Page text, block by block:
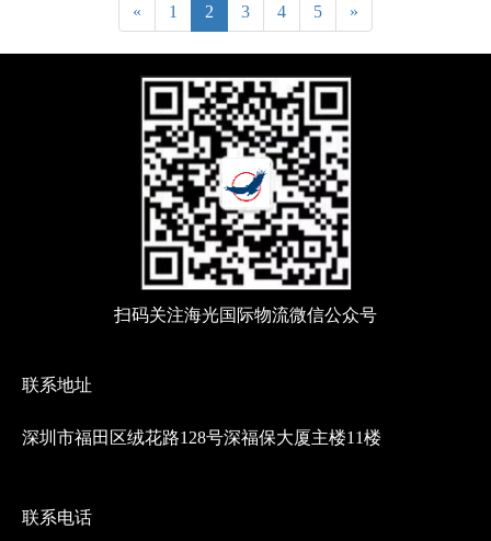
« 1 2 3 4 5 »
扫码关注海光国际物流微信公众号
联系地址
深圳市福田区绒花路128号深福保大厦主楼11楼
联系电话